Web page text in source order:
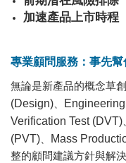
加速產品上市時程
專業顧問服務：事先幫
無論是新產品的概念草
(Design)
Verification Test (DVT)
(PVT)
Mass
整的顧問建議方針與解